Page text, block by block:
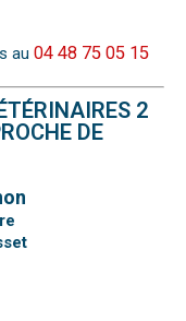
au 04 48 75 05 15
2
DE